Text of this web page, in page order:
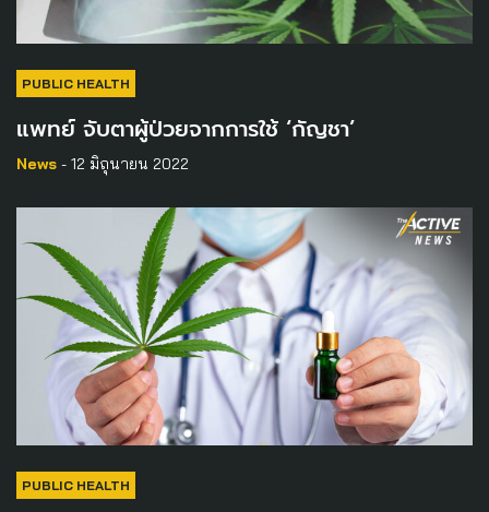
PUBLIC HEALTH
แพทย์ จับตาผู้ป่วยจากการใช้ ‘กัญชา’
News - 12 มิถุนายน 2022
PUBLIC HEALTH